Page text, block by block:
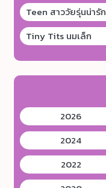
Teen สาววัยรุ่นน่ารัก
Tiny Tits นมเล็ก
2026
2024
2022